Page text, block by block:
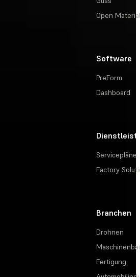
Open
Software
PreForm
Dashboard
Servicepläne
Factory
Branchen
Drohnen
Fertigung